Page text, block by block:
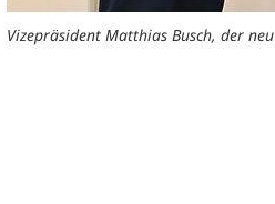
Vizepräsident Matthias Busch, der